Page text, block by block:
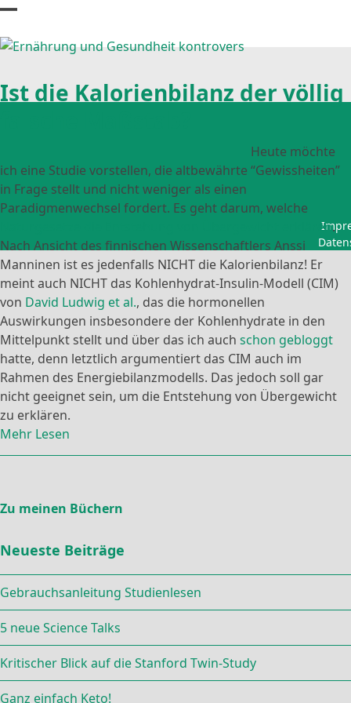
Skip
content
mobile
menu
mobile
menu
Ist die Kalorienbilanz der völlig
Heute möchte
ich eine Studie vorstellen, die altbewährte “Gewissheiten”
in Frage stellt und nicht weniger als einen
Paradigmenwechsel fordert. Es geht darum, welche
Naturgesetze die Entstehung von Übergewicht erklären.
Nach Ansicht des finnischen Wissenschaftlers Anssi
Manninen ist es jedenfalls NICHT die Kalorienbilanz! Er
meint auch NICHT das Kohlenhydrat-Insulin-Modell (CIM)
von David Ludwig et al., das die hormonellen
Auswirkungen insbesondere der Kohlenhydrate in den
Mittelpunkt stellt und über das ich auch schon gebloggt
hatte, denn letztlich argumentiert das CIM auch im
Rahmen des Energiebilanzmodells. Das jedoch soll gar
nicht geeignet sein, um die Entstehung von Übergewicht
zu erklären.
Mehr Lesen
Zu meinen Büchern
Neueste Beiträge
Gebrauchsanleitung Studienlesen
5 neue Science Talks
Kritischer Blick auf die Stanford Twin-Study
Ganz einfach Keto!